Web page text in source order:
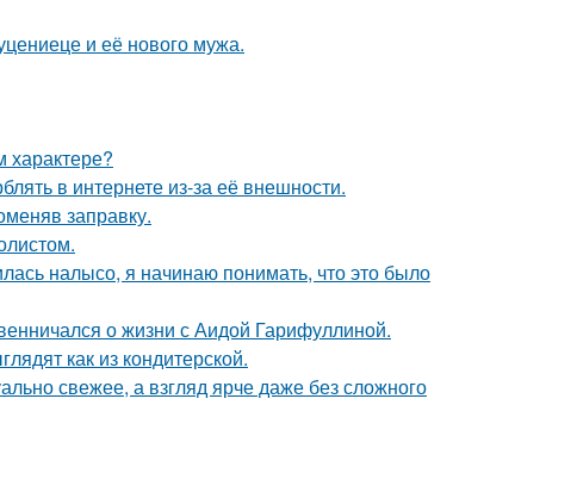
и её нового мужа.
характере?
в интернете из-за её внешности.
заправку.
налысо, я начинаю понимать, что это было
о жизни с Аидой Гарифуллиной.
как из кондитерской.
свежее, а взгляд ярче даже без сложного